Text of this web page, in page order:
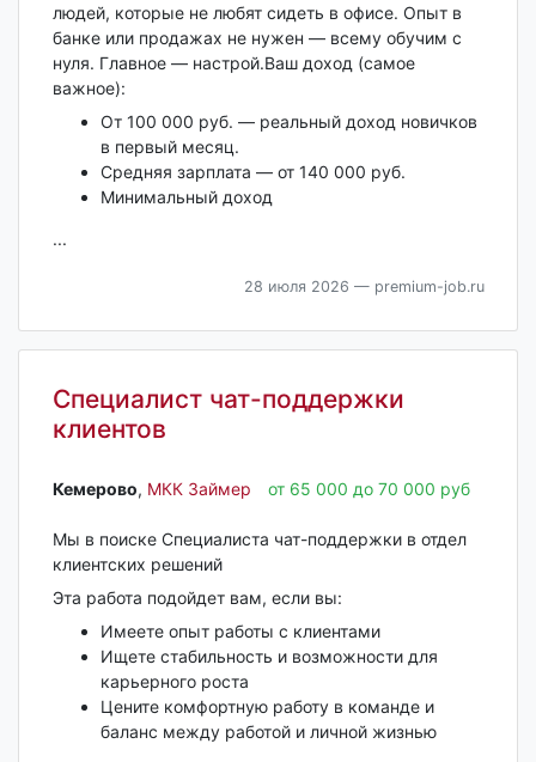
людей, которые не любят сидеть в офисе. Опыт в
банке или продажах не нужен — всему обучим с
нуля. Главное — настрой.Ваш доход (самое
важное):
От 100 000 руб. — реальный доход новичков
в первый месяц.
Средняя зарплата — от 140 000 руб.
Минимальный доход
...
28 июля 2026 — premium-job.ru
Специалист чат-поддержки
клиентов
Кемерово‎, МКК Займер от 65 000 до 70 000 руб
Мы в поиске Специалиста чат-поддержки в отдел
клиентских решений
Эта работа подойдет вам, если вы:
Имеете опыт работы с клиентами
Ищете стабильность и возможности для
карьерного роста
Цените комфортную работу в команде и
баланс между работой и личной жизнью